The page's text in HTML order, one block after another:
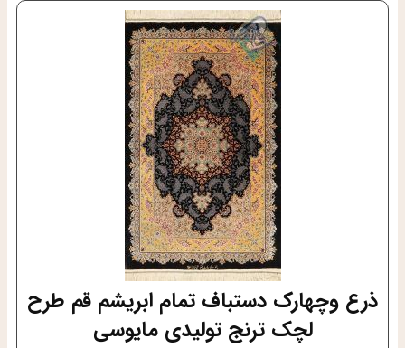
ذرع وچهارک دستباف تمام ابریشم قم طرح
لچک ترنج تولیدی مایوسی